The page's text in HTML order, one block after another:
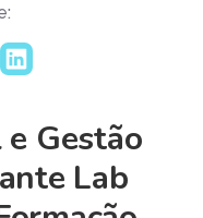
Gestão
Lab